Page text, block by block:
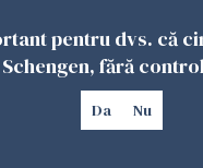
că România riscă
străini în favoarea
pentru dvs. că
fără
Da Nu